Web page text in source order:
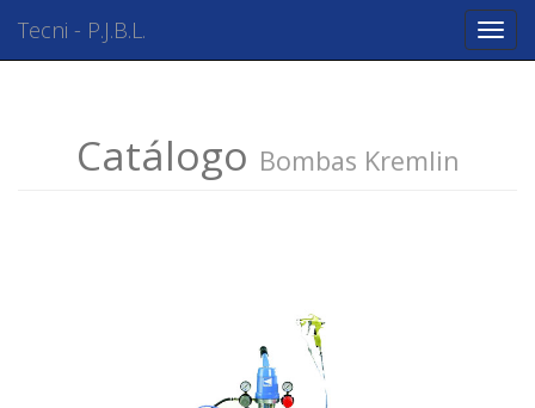
Tecni
-
Tecni - P.J.B.L.
Catálogo Bombas Kremlin